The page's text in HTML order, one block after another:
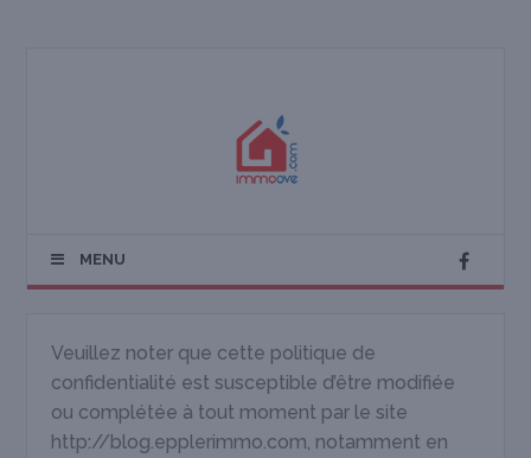
MENU
Veuillez noter que cette politique de
confidentialité est susceptible d’être modifiée
ou complétée à tout moment par le site
http://blog.epplerimmo.com, notamment en